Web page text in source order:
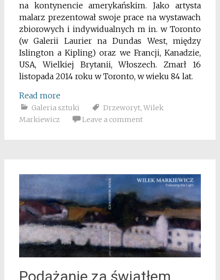
na kontynencie amerykańskim. Jako artysta
malarz prezentował swoje prace na wystawach
zbiorowych i indywidualnych m in. w Toronto
(w Galerii Laurier na Dundas West, między
Islington a Kipling) oraz we Francji, Kanadzie,
USA, Wielkiej Brytanii, Włoszech. Zmarł 16
listopada 2014 roku w Toronto, w wieku 84 lat.
Read more
Galeria sztuki Drzeworyt, Wilek
Markiewicz
Leave a comment
Podążanie za światłem.